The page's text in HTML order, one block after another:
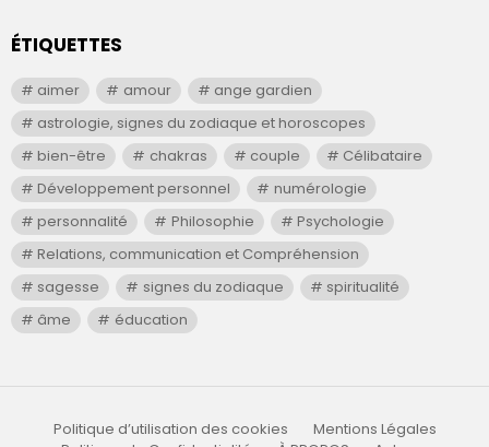
ÉTIQUETTES
aimer amour
ange gardien
astrologie, signes du zodiaque et horoscopes
bien-être
chakras couple
Célibataire
Développement personnel
numérologie
personnalité
Philosophie
Psychologie
Relations, communication et Compréhension
sagesse
signes du zodiaque
spiritualité
âme
éducation
Politique d’utilisation des cookies
Mentions Légales